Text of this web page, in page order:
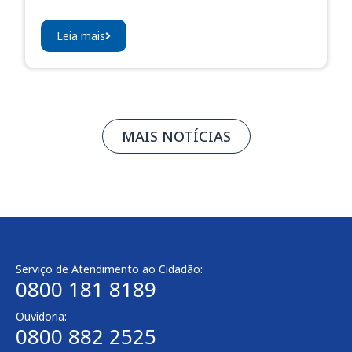
Leia mais
MAIS NOTÍCIAS
Serviço de Atendimento ao Cidadão:
0800 181 8189
Ouvidoria:
0800 882 2525​